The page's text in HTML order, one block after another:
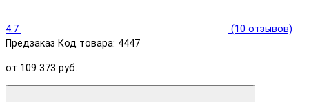
4.7
(10 отзывов)
Предзаказ Код товара: 4447
от 109 373 руб.